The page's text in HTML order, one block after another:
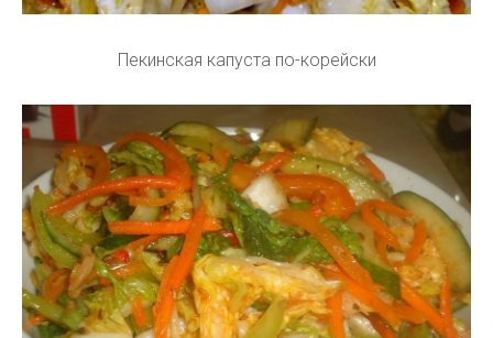
Пекинская капуста по-корейски